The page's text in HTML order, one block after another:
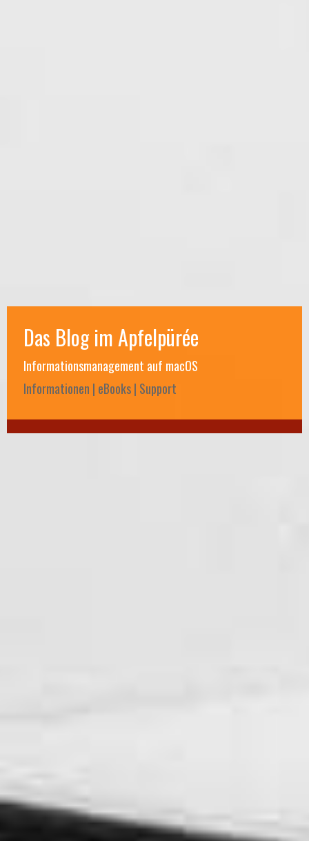
Das Blog im Apfelpürée
Informationsmanagement auf macOS
Informationen | eBooks | Support